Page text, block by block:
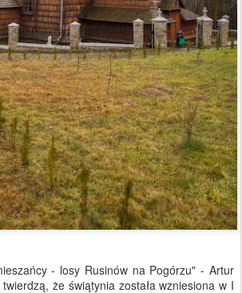
- losy Rusinów na Pogórzu" - Artur
że świątynia została wzniesiona w I